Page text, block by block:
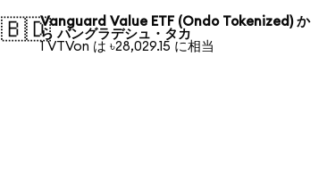
🇧🇩Vanguard Value ETF (Ondo Tokenized) か
ら バングラデシュ・タカ
1 VTVon は ৳28,029.15 に相当